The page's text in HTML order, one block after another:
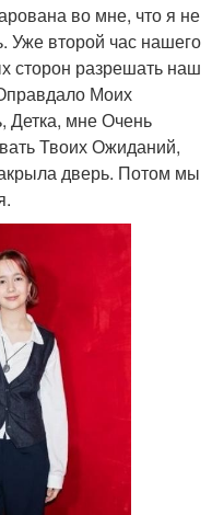
во мне, что я не
Уже второй час нашего
сторон разрешать наш
Моих
Детка, мне Очень
Твоих Ожиданий,
дверь. Потом мы